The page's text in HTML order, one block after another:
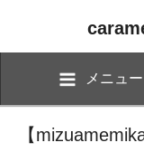
メニュー
【